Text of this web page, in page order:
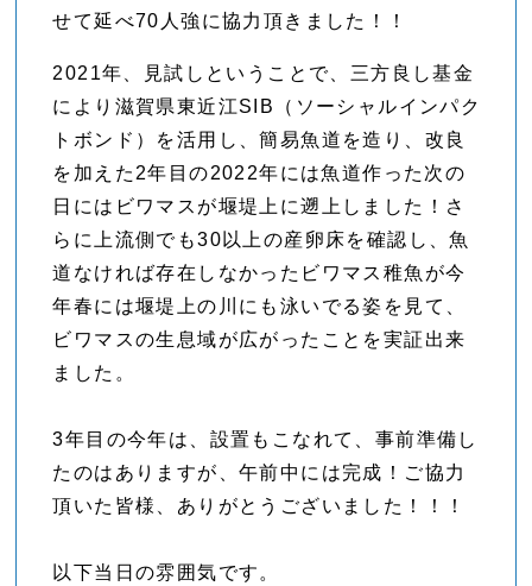
せて延べ70人強に協力頂きました！！
2021年、見試しということで、三方良し基金
により滋賀県東近江SIB（ソーシャルインパク
トボンド）を活用し、簡易魚道を造り、改良
を加えた2年目の2022年には魚道作った次の
日にはビワマスが堰堤上に遡上しました！さ
らに上流側でも30以上の産卵床を確認し、魚
道なければ存在しなかったビワマス稚魚が今
年春には堰堤上の川にも泳いでる姿を見て、
ビワマスの生息域が広がったことを実証出来
ました。
3年目の今年は、設置もこなれて、事前準備し
たのはありますが、午前中には完成！ご協力
頂いた皆様、ありがとうございました！！！
以下当日の雰囲気です。